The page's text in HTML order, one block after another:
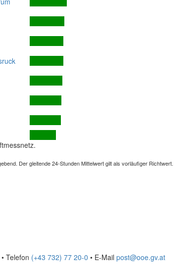
Der gleitende 24-Stunden Mittelwert gilt als vorläufiger Richtwert.
• Telefon (+43 732) 77 20-0 • E-Mail post@ooe.gv.at